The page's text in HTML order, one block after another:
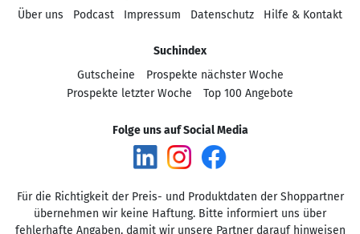
Über uns Podcast Impressum Datenschutz Hilfe & Kontakt
Suchindex
Gutscheine
Prospekte nächster Woche
Prospekte letzter Woche
Top 100 Angebote
Folge uns auf Social Media
Für die Richtigkeit der Preis- und Produktdaten der Shoppartner
übernehmen wir keine Haftung. Bitte informiert uns über
fehlerhafte Angaben, damit wir unsere Partner darauf hinweisen